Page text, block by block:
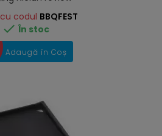
cu codul BBQFEST
 În stoc
Adaugă în Coș